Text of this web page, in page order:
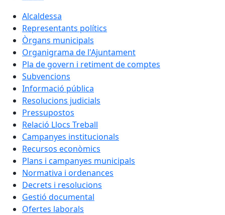
Alcaldessa
Representants polítics
Òrgans municipals
Organigrama de l'Ajuntament
Pla de govern i retiment de comptes
Subvencions
Informació pública
Resolucions judicials
Pressupostos
Relació Llocs Treball
Campanyes institucionals
Recursos econòmics
Plans i campanyes municipals
Normativa i ordenances
Decrets i resolucions
Gestió documental
Ofertes laborals